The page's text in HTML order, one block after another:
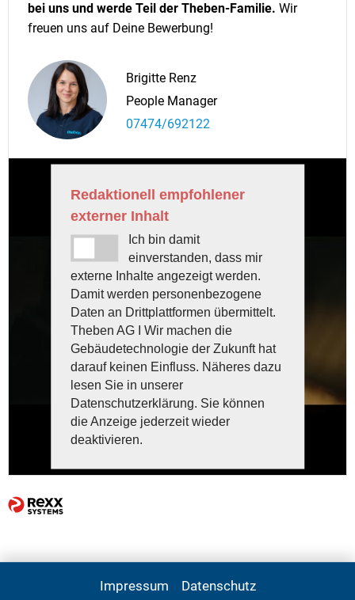
bei uns und werde Teil der Theben-Familie. Wir
freuen uns auf Deine Bewerbung!
Brigitte Renz
People Manager
07474/692122
Redaktionell empfohlener
externer Inhalt
Ich bin damit
einverstanden, dass mir
externe Inhalte angezeigt werden.
Damit werden personenbezogene
Daten an Drittplattformen übermittelt.
Theben AG I Wir machen die
Gebäudetechnologie der Zukunft hat
darauf keinen Einfluss. Näheres dazu
lesen Sie in unserer
Datenschutzerklärung. Sie können
die Anzeige jederzeit wieder
deaktivieren.
Impressum Datenschutz